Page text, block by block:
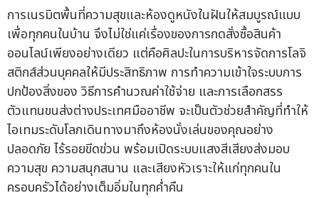
การเนรมิตพื้นที่ความสุขและห้องดูหนังในฝันให้สมบูรณ์แบบ
เพื่อทุกคนในบ้าน จึงไม่ใช่แค่เรื่องของการกดสั่งซื้อสินค้า
ออนไลน์เพียงอย่างเดียว แต่คือศิลปะในการบริหารจัดการโลจิ
สติกส์ส่วนบุคคลให้มีประสิทธิภาพ การทำความเข้าใจระบบการ
ปกป้องสิ่งของ วิธีการคำนวณค่าใช้จ่าย และการเลือกสรร
ตัวแทนขนส่งต่างประเทศมืออาชีพ จะเป็นตัวช่วยสำคัญที่ทำให้
ไอเทมระดับโลกเดินทางมาถึงห้องนั่งเล่นของคุณอย่าง
ปลอดภัย ไร้รอยขีดข่วน พร้อมเปิดระบบแสงสีเสียงส่งมอบ
ความสุข ความสนุกสนาน และเสียงหัวเราะให้แก่ทุกคนใน
ครอบครัวได้อย่างเต็มอิ่มในทุกค่ำคืน